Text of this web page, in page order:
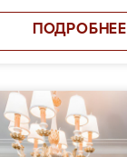
ПОДРОБНЕЕ